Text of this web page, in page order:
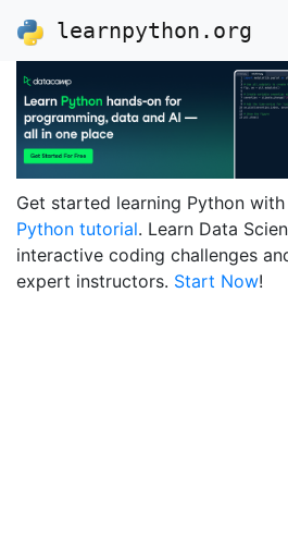
learnpython.org
Get started learning Python with
Python tutorial. Learn Data
interactive coding challenges
expert instructors. Start Now!